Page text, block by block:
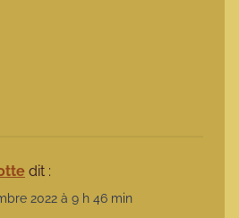
dit :
2022 à 9 h 46 min